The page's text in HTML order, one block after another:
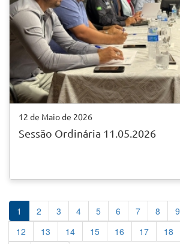
12 de Maio de 2026
Sessão Ordinária 11.05.2026
1 2 3 4 5 6 7 8 9
12
13 14 15 16 17 18